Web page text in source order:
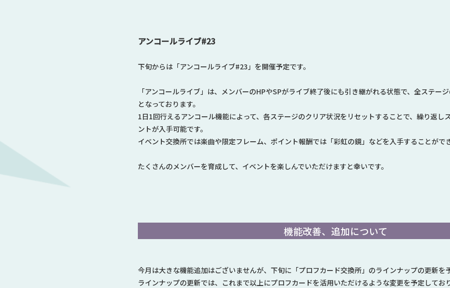
アンコールライブ#23
下旬からは「アンコールライブ#23」を開催予定です。
「アンコールライブ」は、メンバーのHPやSPがライブ終了後にも引き継がれる状態で、全ステー
となっております。
1日1回行えるアンコール機能によって、各ステージのクリア状況をリセットすることで、繰り返し
ントが入手可能です。
イベント交換所では楽曲や限定フレーム、ポイント報酬では「彩虹の鏡」などを入手することができ
たくさんのメンバーを育成して、イベントを楽しんでいただけますと幸いです。
機能改善、追加について
今月は大きな機能追加はございませんが、下旬に「プロフカード交換所」のラインナップの更新を
ラインナップの更新では、これまで以上にプロフカードを活用いただけるような変更を予定してお